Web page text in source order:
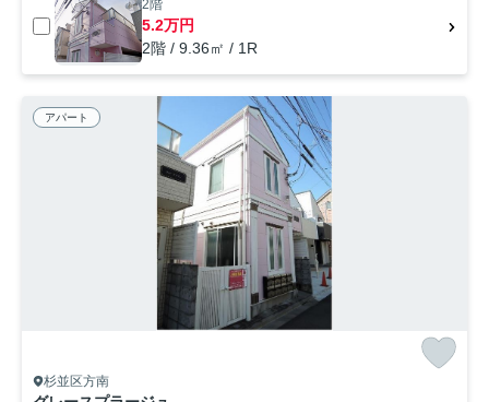
2階
5.2万円
2階 / 9.36㎡ / 1R
アパート
杉並区方南